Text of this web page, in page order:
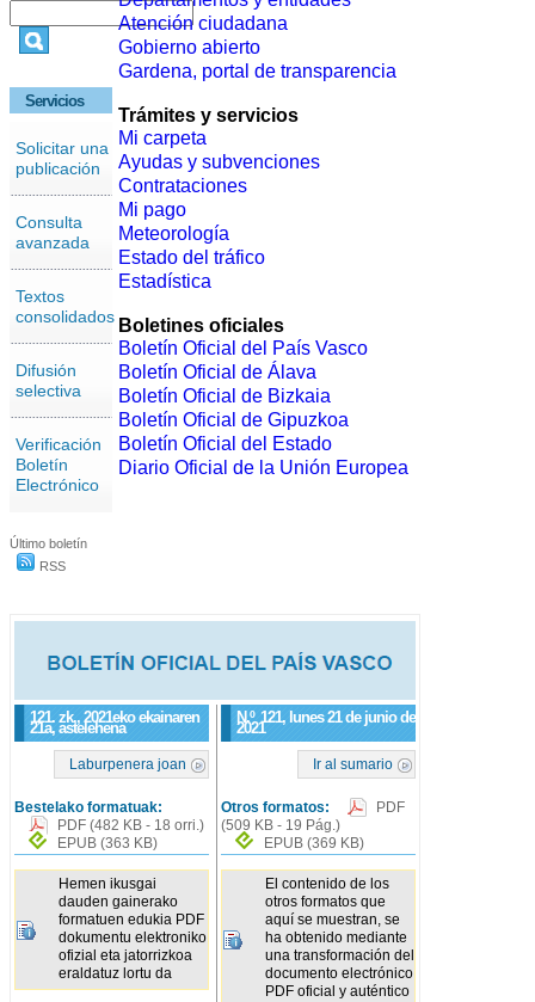
Servicios
Solicitar una
publicación
Consulta
avanzada
Textos
consolidados
Difusión
selectiva
Verificación
Boletín
Electrónico
Último boletín
RSS
121. zk., 2021eko ekainaren
21a, astelehena
N.º121, lunes 21 de junio de
2021
Laburpenera joan
Bestelako formatuak:
PDF (482 KB - 18 orri.)
EPUB (363 KB)
Hemen ikusgai
dauden gainerako
formatuen edukia PDF
dokumentu elektroniko
ofizial eta jatorrizkoa
eraldatuz lortu da
Ir al sumario
Otros formatos:
PDF
(509 KB - 19 Pág.)
EPUB(369 KB)
El contenido de los
otros formatos que
aquí se muestran, se
ha obtenido mediante
una transformación del
documento electrónico
PDF oficial y auténtico
Atención ciudadana
Gobierno abierto
Gardena, portal de transparencia
Trámites y servicios
Mi carpeta
Ayudas y subvenciones
Contrataciones
Mi pago
Meteorología
Estado del tráfico
Estadística
Boletines oficiales
Boletín Oficial del País Vasco
Boletín Oficial de Álava
Boletín Oficial de Bizkaia
Boletín Oficial de Gipuzkoa
Boletín Oficial del Estado
Diario Oficial de la Unión Europea